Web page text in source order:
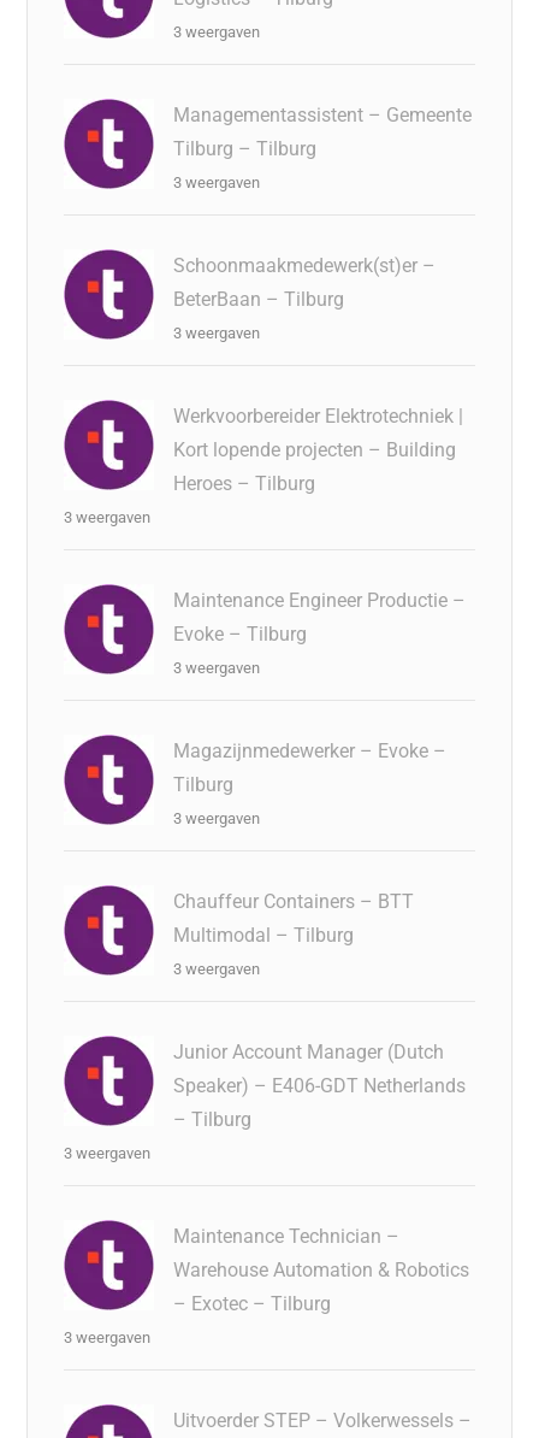
3 weergaven
Managementassistent – Gemeente
Tilburg – Tilburg
3 weergaven
Schoonmaakmedewerk(st)er –
BeterBaan – Tilburg
3 weergaven
Werkvoorbereider Elektrotechniek |
Kort lopende projecten – Building
Heroes – Tilburg
3 weergaven
Maintenance Engineer Productie –
Evoke – Tilburg
3 weergaven
Magazijnmedewerker – Evoke –
Tilburg
3 weergaven
Chauffeur Containers – BTT
Multimodal – Tilburg
3 weergaven
Junior Account Manager (Dutch
Speaker) – E406-GDT Netherlands
– Tilburg
3 weergaven
Maintenance Technician –
Warehouse Automation & Robotics
– Exotec – Tilburg
3 weergaven
Uitvoerder STEP – Volkerwessels –